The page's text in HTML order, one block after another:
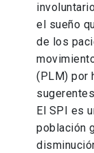
el sueño
de los
(PLM) por
El SPI es
población